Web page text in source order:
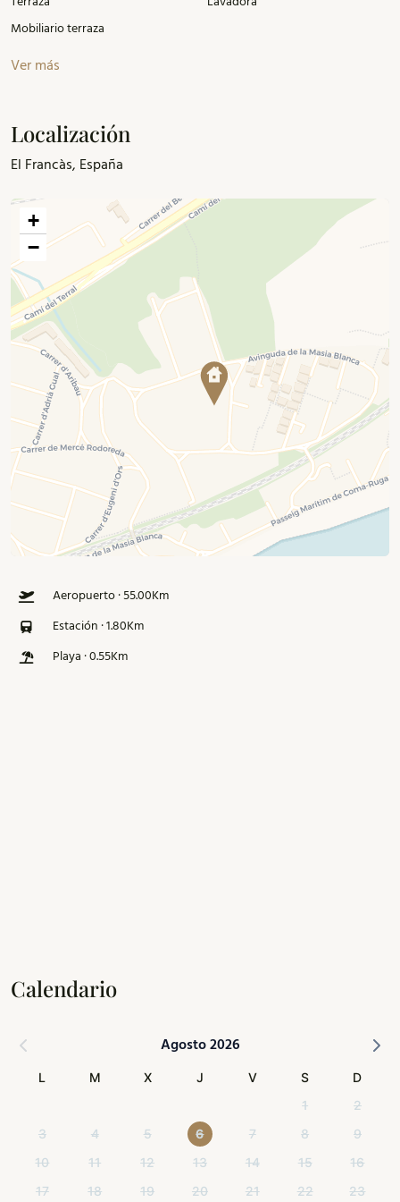
Reus.
Mobiliario terraza
Ver más
Localización
El Francàs, España
+
−
Aeropuerto · 55.00Km
Estación · 1.80Km
Playa · 0.55Km
Calendario
Agosto 2026
L M X J V S
D
1
2
3
4 5 6 7 8
9
10
11 12 13 14 15
16
17
18 19 20 21 22 23